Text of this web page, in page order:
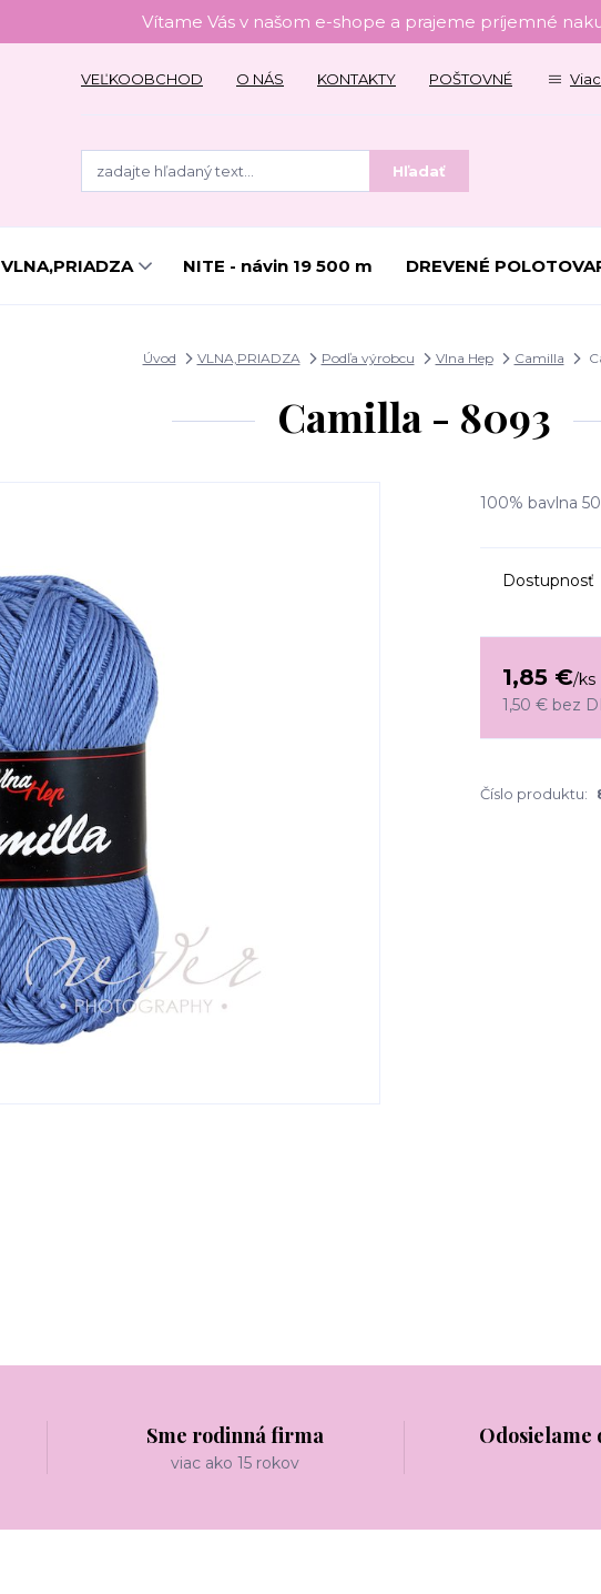
Vítame Vás v našom e-shope a prajeme príjemné
VEĽKOOBCHOD O NÁS KONTAKTY POŠTOVNÉ Viac
Hľadať
VLNA,PRIADZA NITE - návin 19 500 m DREVENÉ
Úvod VLNA,PRIADZA Podľa výrobcu Vlna Hep Camilla
Camilla - 8093
100% bavlna
Dostupnosť
1,85 €/ks
1,50 € bez
Číslo produktu:
Sme rodinná firma
viac ako 15 rokov
Odosielame